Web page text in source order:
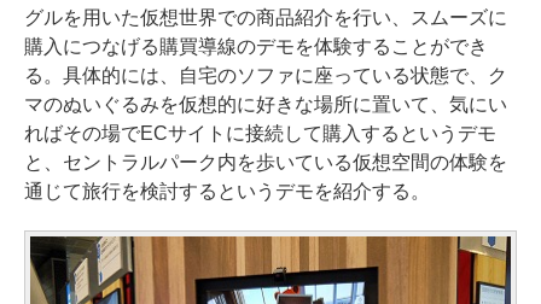
グルを用いた仮想世界での商品紹介を行い、スムーズに
購入につなげる購買導線のデモを体験することができ
る。具体的には、自宅のソファに座っている状態で、ク
マのぬいぐるみを仮想的に好きな場所に置いて、気にい
ればその場でECサイトに接続して購入するというデモ
と、セントラルパーク内を歩いている仮想空間の体験を
通じて旅行を検討するというデモを紹介する。